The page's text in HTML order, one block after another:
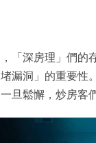
「深房理」們的
漏洞」的重要性
旦鬆懈，炒房客